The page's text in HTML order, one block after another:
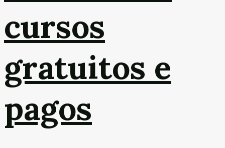
cursos
gratuitos e
pagos